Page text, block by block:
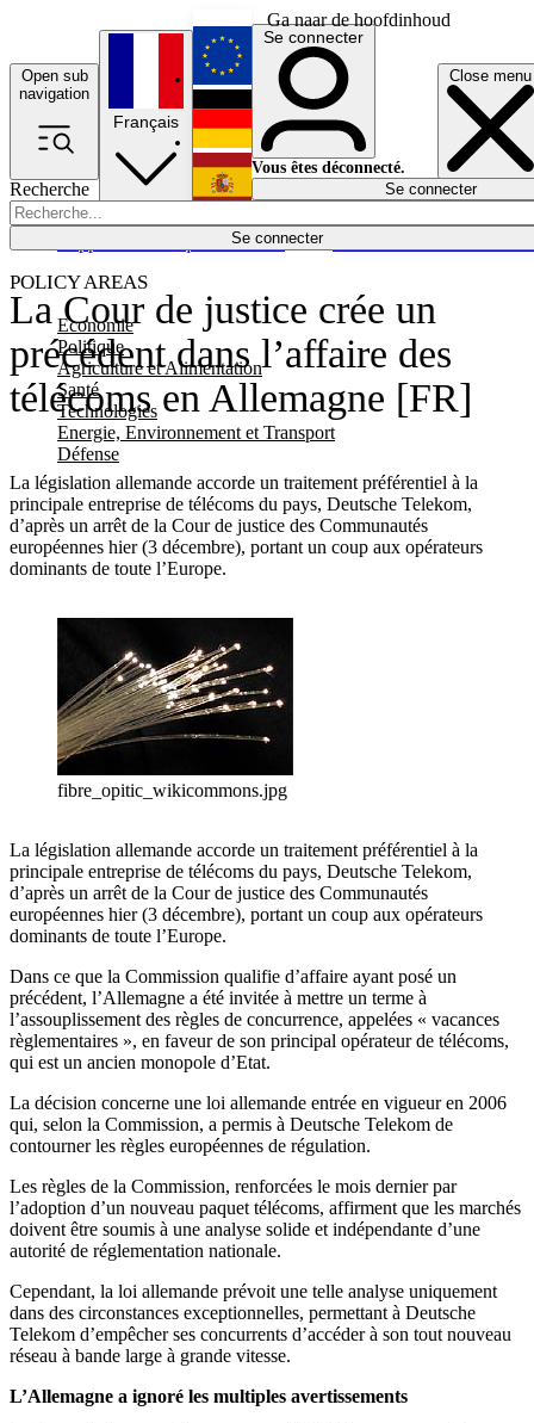
Ga naar de hoofdinhoud
Open sub
navigation
Close menu
Recherche
Se connecter
POLICY AREAS
Economie
Politique
Agriculture et Alimentation
Santé
Technologies
Energie, Environnement et Transport
Défense
Économie
Français
English
Deutsch
Español
Se connecter
Vous êtes déconnecté.
Se connecter
La Cour de justice crée un
précédent dans l’affaire des
télécoms en Allemagne [FR]
La législation allemande accorde un traitement préférentiel à la
principale entreprise de télécoms du pays, Deutsche Telekom,
d’après un arrêt de la Cour de justice des Communautés
européennes hier (3 décembre), portant un coup aux opérateurs
dominants de toute l’Europe.
fibre_opitic_wikicommons.jpg
La législation allemande accorde un traitement préférentiel à la
principale entreprise de télécoms du pays, Deutsche Telekom,
d’après un arrêt de la Cour de justice des Communautés
européennes hier (3 décembre), portant un coup aux opérateurs
dominants de toute l’Europe.
Dans ce que la Commission qualifie d’affaire ayant posé un
précédent, l’Allemagne a été invitée à mettre un terme à
l’assouplissement des règles de concurrence, appelées « vacances
règlementaires », en faveur de son principal opérateur de télécoms,
qui est un ancien monopole d’Etat.
La décision concerne une loi allemande entrée en vigueur en 2006
qui, selon la Commission, a permis à Deutsche Telekom de
contourner les règles européennes de régulation.
Les règles de la Commission, renforcées le mois dernier par
l’adoption d’un nouveau paquet télécoms, affirment que les marchés
doivent être soumis à une analyse solide et indépendante d’une
autorité de réglementation nationale.
Cependant, la loi allemande prévoit une telle analyse uniquement
dans des circonstances exceptionnelles, permettant à Deutsche
Telekom d’empêcher ses concurrents d’accéder à son tout nouveau
réseau à bande large à grande vitesse.
L’Allemagne a ignoré les multiples avertissements